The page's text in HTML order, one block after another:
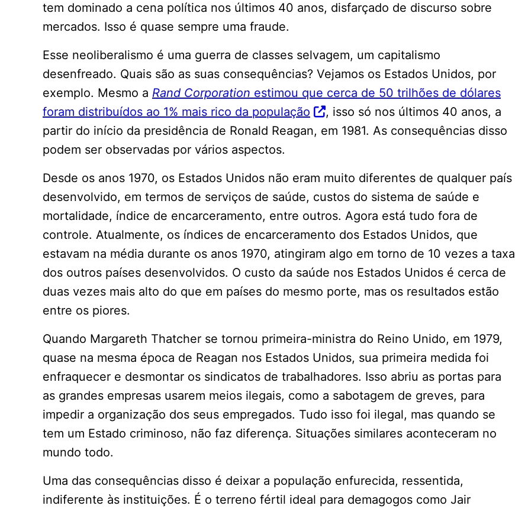
tem dominado a cena política nos últimos 40 anos, disfarçado de discurso sobre
mercados. Isso é quase sempre uma fraude.
Esse neoliberalismo é uma guerra de classes selvagem, um capitalismo
desenfreado. Quais são as suas consequências? Vejamos os Estados Unidos, por
exemplo. Mesmo a Rand Corporation estimou que cerca de 50 trilhões de dólares
foram distribuídos ao 1% mais rico da população
, isso só nos últimos 40 anos, a
partir do início da presidência de Ronald Reagan, em 1981. As consequências disso
podem ser observadas por vários aspectos.
Desde os anos 1970, os Estados Unidos não eram muito diferentes de qualquer país
desenvolvido, em termos de serviços de saúde, custos do sistema de saúde e
mortalidade, índice de encarceramento, entre outros. Agora está tudo fora de
controle. Atualmente, os índices de encarceramento dos Estados Unidos, que
estavam na média durante os anos 1970, atingiram algo em torno de 10 vezes a taxa
dos outros países desenvolvidos. O custo da saúde nos Estados Unidos é cerca de
duas vezes mais alto do que em países do mesmo porte, mas os resultados estão
entre os piores.
Quando Margareth Thatcher se tornou primeira-ministra do Reino Unido, em 1979,
quase na mesma época de Reagan nos Estados Unidos, sua primeira medida foi
enfraquecer e desmontar os sindicatos de trabalhadores. Isso abriu as portas para
as grandes empresas usarem meios ilegais, como a sabotagem de greves, para
impedir a organização dos seus empregados. Tudo isso foi ilegal, mas quando se
tem um Estado criminoso, não faz diferença. Situações similares aconteceram no
mundo todo.
Uma das consequências disso é deixar a população enfurecida, ressentida,
indiferente às instituições. É o terreno fértil ideal para demagogos como Jair